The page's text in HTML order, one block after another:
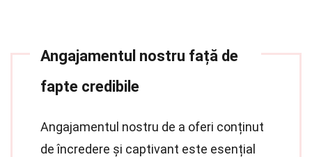
Angajamentul nostru față de
fapte credibile
Angajamentul nostru de a oferi conținut
de încredere și captivant este esențial